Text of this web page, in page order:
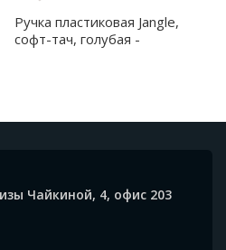
Ручка пластиковая Jangle,
софт-тач, голубая -
Чайкиной, 4, офис 203